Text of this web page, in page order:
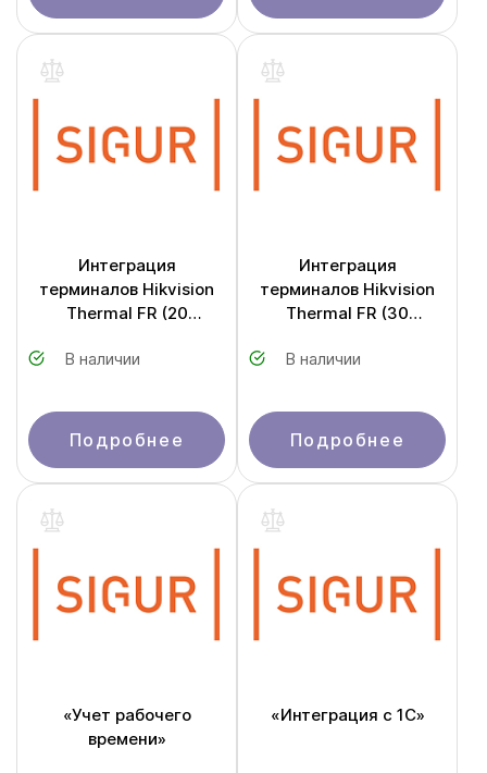
Интеграция
терминалов Hikvision
Thermal FR (20
В наличии
Подробнее
Интеграция
терминалов Hikvision
Thermal FR (30
В наличии
Подробнее
«Учет рабочего
времени»
«Интеграция с 1С»